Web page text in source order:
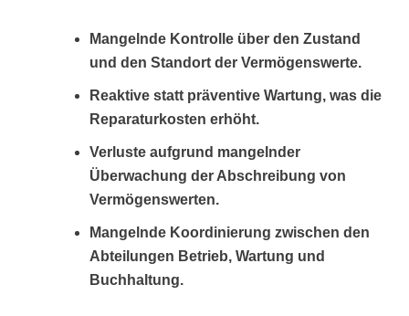
Mangelnde Kontrolle über den Zustand
und den Standort der Vermögenswerte.
Reaktive statt präventive Wartung, was die
Reparaturkosten erhöht.
Verluste aufgrund mangelnder
Überwachung der Abschreibung von
Vermögenswerten.
Mangelnde Koordinierung zwischen den
Abteilungen Betrieb, Wartung und
Buchhaltung.